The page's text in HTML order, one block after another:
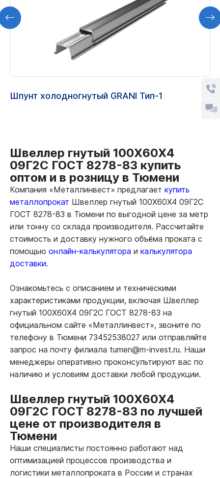
Шпунт холодногнутый GRANI Тип-1
Швеллер гнутый 100Х60Х4
09Г2С ГОСТ 8278-83 купить
оптом и в розницу в Тюмени
Компания «Металлинвест» предлагает купить
металлопрокат Швеллер гнутый 100Х60Х4 09Г2С
ГОСТ 8278-83 в Тюмени по выгодной цене за метр
или тонну со склада производителя. Рассчитайте
стоимость и доставку нужного объёма проката с
помощью онлайн-калькулятора и калькулятора
доставки.
Ознакомьтесь с описанием и техническими
характеристиками продукции, включая Швеллер
гнутый 100Х60Х4 09Г2С ГОСТ 8278-83 на
официальном сайте «Металлинвест», звоните по
телефону в Тюмени 73452538027 или отправляйте
запрос на почту филиала tumen@m-invest.ru. Наши
менеджеры оперативно проконсультируют вас по
наличию и условиям доставки любой продукции.
Швеллер гнутый 100Х60Х4
09Г2С ГОСТ 8278-83 по лучшей
цене от производителя в
Тюмени
Наши специалисты постоянно работают над
оптимизацией процессов производства и
логистики металлопроката в России и странах